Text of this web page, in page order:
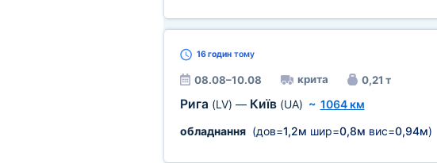
16 годинтому
08.08–10.08 крита 0,21 т
Рига (LV) — Київ (UA) ~ 1064 км
обладнання(дов=1,2м шир=0,8м вис=0,94м)